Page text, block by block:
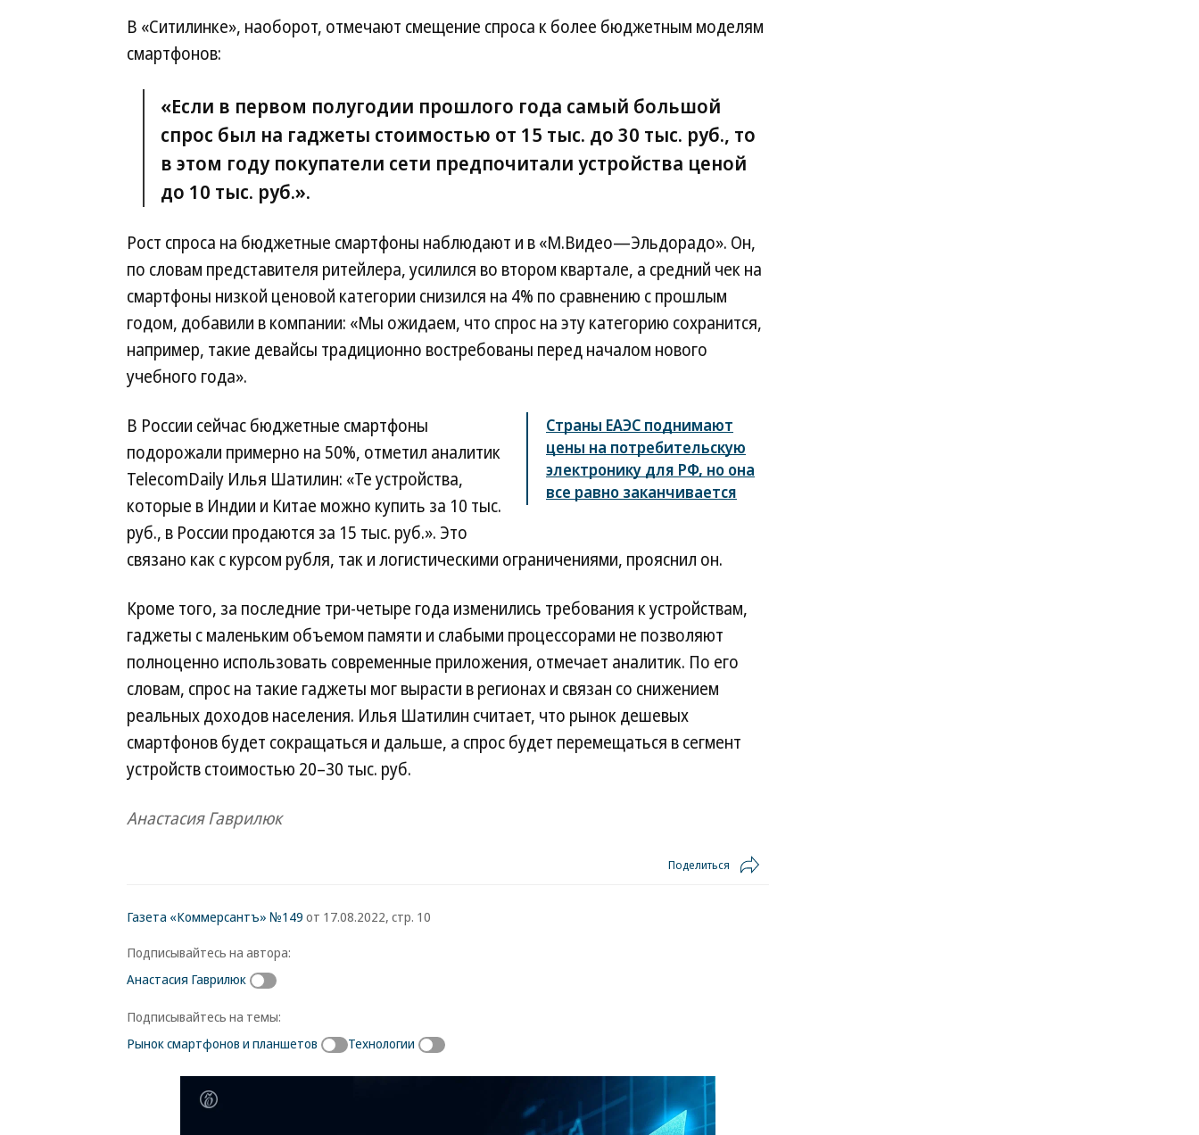
В «Ситилинке», наоборот, отмечают смещение спроса к более бюджетным моделям
смартфонов:
«Если в первом полугодии прошлого года самый большой
спрос был на гаджеты стоимостью от 15 тыс. до 30 тыс. руб., то
в этом году покупатели сети предпочитали устройства ценой
до 10 тыс. руб.».
Рост спроса на бюджетные смартфоны наблюдают и в «М.Видео—Эльдорадо». Он,
по словам представителя ритейлера, усилился во втором квартале, а средний чек на
смартфоны низкой ценовой категории снизился на 4% по сравнению с прошлым
годом, добавили в компании: «Мы ожидаем, что спрос на эту категорию сохранится,
например, такие девайсы традиционно востребованы перед началом нового
учебного года».
Страны ЕАЭС поднимают
цены на потребительскую
электронику для РФ, но она
все равно заканчивается
В России сейчас бюджетные смартфоны
подорожали примерно на 50%, отметил аналитик
TelecomDaily Илья Шатилин: «Те устройства,
которые в Индии и Китае можно купить за 10 тыс.
руб., в России продаются за 15 тыс. руб.». Это
связано как с курсом рубля, так и логистическими ограничениями, прояснил он.
Кроме того, за последние три-четыре года изменились требования к устройствам,
гаджеты с маленьким объемом памяти и слабыми процессорами не позволяют
полноценно использовать современные приложения, отмечает аналитик. По его
словам, спрос на такие гаджеты мог вырасти в регионах и связан со снижением
реальных доходов населения. Илья Шатилин считает, что рынок дешевых
смартфонов будет сокращаться и дальше, а спрос будет перемещаться в сегмент
устройств стоимостью 20–30 тыс. руб.
Анастасия Гаврилюк
Поделиться
Газета «Коммерсантъ» №149 от 17.08.2022, стр. 10
Подписывайтесь на автора:
Анастасия Гаврилюк
Подписывайтесь на темы:
Рынок смартфонов и планшетов
Технологии